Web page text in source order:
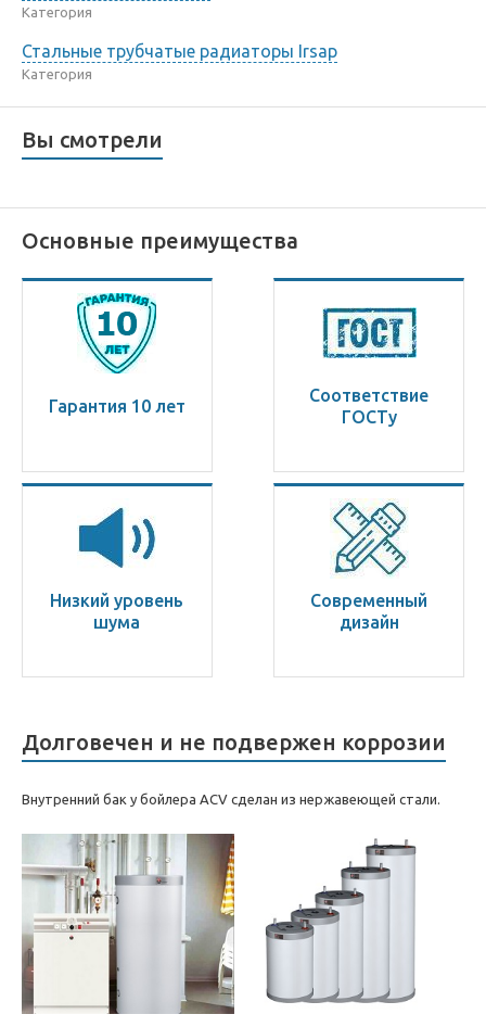
Категория
Стальные трубчатые радиаторы Irsap
Категория
Вы смотрели
Основные преимущества
Гарантия 10 лет
Соответствие
ГОСТу
Низкий уровень
шума
Современный
дизайн
Долговечен и не подвержен коррозии
Внутренний бак у бойлера ACV сделан из нержавеющей стали.